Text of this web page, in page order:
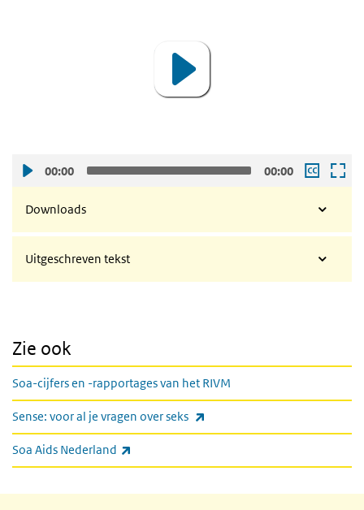
00:00 00:00
Downloads
Uitgeschreven tekst
Zie ook
Soa-cijfers en -rapportages van het RIVM
Sense: voor al je vragen over seks
Soa Aids Nederland